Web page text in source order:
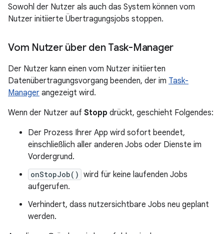
Sowohl der Nutzer als auch das System können vom
Nutzer initiierte Übertragungsjobs stoppen.
Vom Nutzer über den Task-Manager
Der Nutzer kann einen vom Nutzer initiierten
Datenübertragungsvorgang beenden, der im Task-
Manager angezeigt wird.
Wenn der Nutzer auf Stopp drückt, geschieht Folgendes:
Der Prozess Ihrer App wird sofort beendet,
einschließlich aller anderen Jobs oder Dienste im
Vordergrund.
onStopJob() wird für keine laufenden Jobs
aufgerufen.
Verhindert, dass nutzersichtbare Jobs neu geplant
werden.